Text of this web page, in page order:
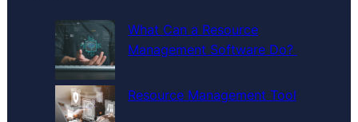
What Can a Resource
Management Software Do?
Resource Management Tool